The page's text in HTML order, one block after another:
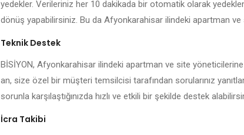
yedekler. Verileriniz her 10 dakikada bir otomatik olarak
dönüş yapabilirsiniz. Bu da Afyonkarahisar ilindeki apartman
Teknik Destek
BİSİYON, Afyonkarahisar ilindeki apartman ve site
an, size özel bir müşteri temsilcisi tarafından sorularınız
sorunla karşılaştığınızda hızlı ve etkili bir şekilde destek
İcra Takibi